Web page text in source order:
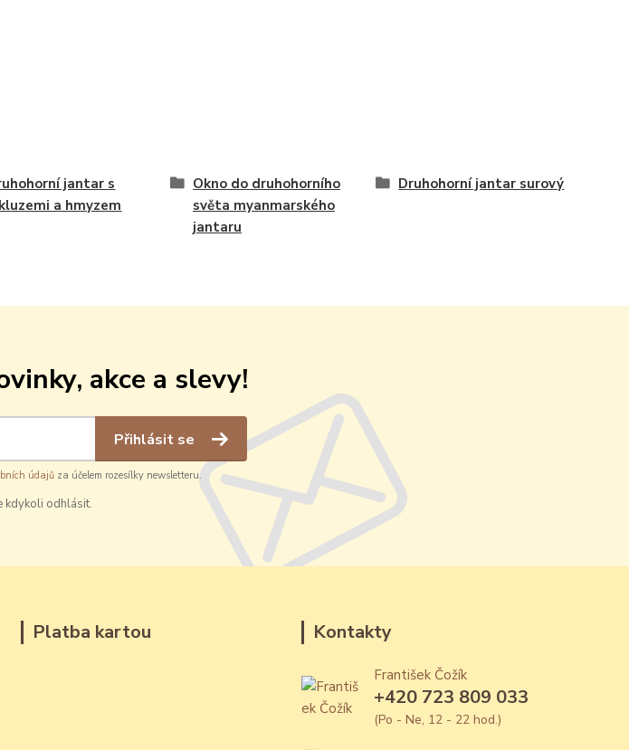
jantar s
a hmyzem
Okno do druhohorního
světa myanmarského
jantaru
Druhohorní jantar surový
akce a slevy!
Přihlásit se
údajůza účelem rozesílky newsletteru.
kdykoli odhlásit.
Platba kartou Kontakty
František Čožík
+420 723 809 033
(Po - Ne, 12 - 22 hod.)